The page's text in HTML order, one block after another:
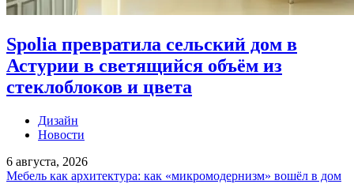
Spolia превратила сельский дом в
Астурии в светящийся объём из
стеклоблоков и цвета
Дизайн
Новости
6 августа, 2026
Мебель как архитектура: как «микромодернизм» вошёл в дом